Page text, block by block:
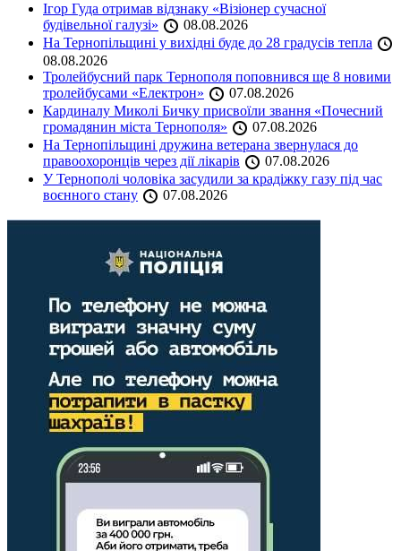
Ігор Гуда отримав відзнаку «Візіонер сучасної
будівельної галузі»
08.08.2026
На Тернопільщині у вихідні буде до 28 градусів тепла
08.08.2026
Тролейбусний парк Тернополя поповнився ще 8 новими
тролейбусами «Електрон»
07.08.2026
Кардиналу Миколі Бичку присвоїли звання «Почесний
громадянин міста Тернополя»
07.08.2026
На Тернопільщині дружина ветерана звернулася до
правоохоронців через дії лікарів
07.08.2026
У Тернополі чоловіка засудили за крадіжку газу під час
воєнного стану
07.08.2026